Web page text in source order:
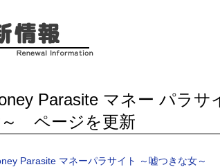
Parasite マネー パラサ
ページを更新
Parasite マネーパラサイト ～嘘つきな女～